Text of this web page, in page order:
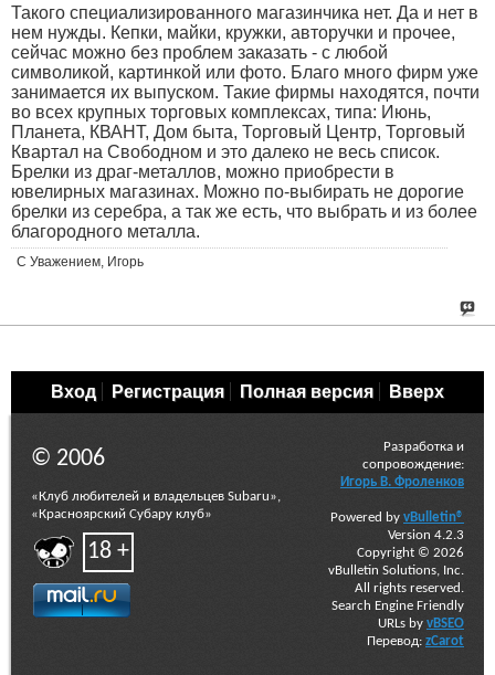
Такого специализированного магазинчика нет. Да и нет в
нем нужды. Кепки, майки, кружки, авторучки и прочее,
сейчас можно без проблем заказать - с любой
символикой, картинкой или фото. Благо много фирм уже
занимается их выпуском. Такие фирмы находятся, почти
во всех крупных торговых комплексах, типа: Июнь,
Планета, КВАНТ, Дом быта, Торговый Центр, Торговый
Квартал на Свободном и это далеко не весь список.
Брелки из драг-металлов, можно приобрести в
ювелирных магазинах. Можно по-выбирать не дорогие
брелки из серебра, а так же есть, что выбрать и из более
благородного металла.
С Уважением, Игорь
Вход Регистрация Полная версия Вверх
© 2006
«Клуб любителей и владельцев Subaru»,
«Красноярский Субару клуб»
18 +
Разработка и
сопровождение:
Игорь В. Фроленков
Powered by vBulletin®
Version 4.2.3
Copyright © 2026
vBulletin Solutions, Inc.
All rights reserved.
Search Engine Friendly
URLs by vBSEO
Перевод: zCarot